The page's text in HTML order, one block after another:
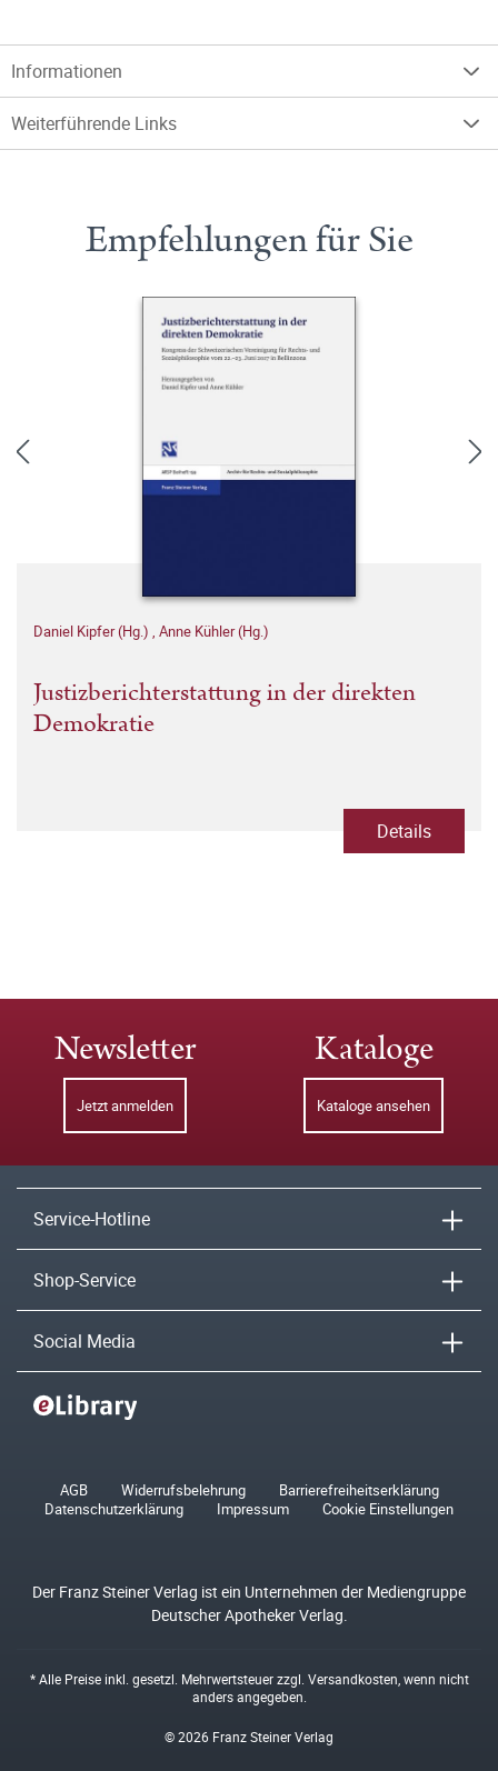
Informationen
Weiterführende Links
Empfehlungen für Sie
Daniel Kipfer (Hg.) , Anne Kühler (Hg.)
Justizberichterstattung in der direkten
Demokratie
Details
Newsletter
Jetzt anmelden
Kataloge
Kataloge ansehen
Service-Hotline
Shop-Service
Social Media
AGB Widerrufsbelehrung
Barrierefreiheitserklärung
Datenschutzerklärung
Impressum Cookie Einstellungen
Der Franz Steiner Verlag ist ein Unternehmen der Mediengruppe
Deutscher Apotheker Verlag.
* Alle Preise inkl. gesetzl. Mehrwertsteuer zzgl. Versandkosten , wenn nicht
anders angegeben.
© 2026 Franz Steiner Verlag